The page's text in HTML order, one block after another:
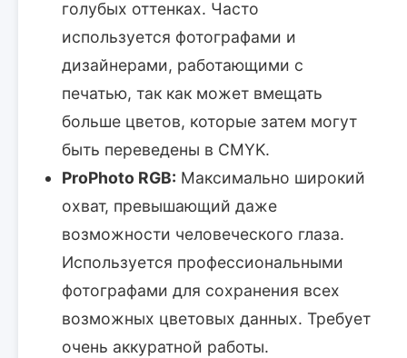
голубых оттенках. Часто
используется фотографами и
дизайнерами, работающими с
печатью, так как может вмещать
больше цветов, которые затем могут
быть переведены в CMYK.
ProPhoto RGB: Максимально широкий
охват, превышающий даже
возможности человеческого глаза.
Используется профессиональными
фотографами для сохранения всех
возможных цветовых данных. Требует
очень аккуратной работы.